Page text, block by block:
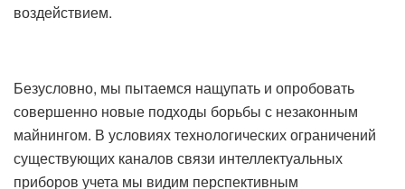
воздействием.
Безусловно, мы пытаемся нащупать и опробовать
совершенно новые подходы борьбы с незаконным
майнингом. В условиях технологических ограничений
существующих каналов связи интеллектуальных
приборов учета мы видим перспективным